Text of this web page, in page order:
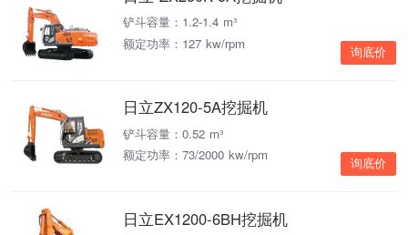
铲斗容量：1.2-1.4 m³
额定功率：127 kw/rpm
询底价
日立ZX120-5A挖掘机
铲斗容量：0.52 m³
额定功率：73/2000 kw/rpm
询底价
日立EX1200-6BH挖掘机